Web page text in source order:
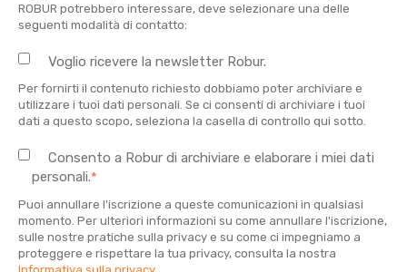
ROBUR potrebbero interessare, deve selezionare una delle
seguenti modalità di contatto:
Voglio ricevere la newsletter Robur.
Per fornirti il contenuto richiesto dobbiamo poter archiviare e
utilizzare i tuoi dati personali. Se ci consenti di archiviare i tuoi
dati a questo scopo, seleziona la casella di controllo qui sotto.
Consento a Robur di archiviare e elaborare i miei dati
personali.*
Puoi annullare l'iscrizione a queste comunicazioni in qualsiasi
momento. Per ulteriori informazioni su come annullare l'iscrizione,
sulle nostre pratiche sulla privacy e su come ci impegniamo a
proteggere e rispettare la tua privacy, consulta la nostra